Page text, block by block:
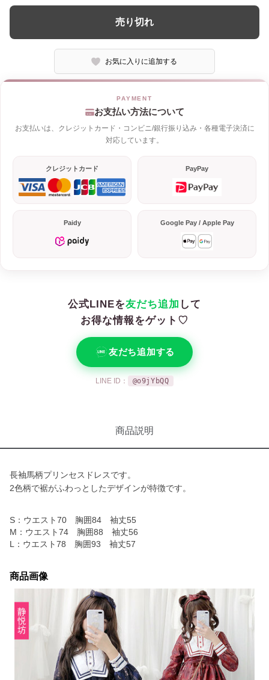
売り切れ
お気に入りに追加する
お支払い方法について
お支払いは、クレジットカード・コンビニ/銀行振り込み・各種電子決済に
対応しています。
クレジットカード PayPay
Paidy Google Pay / Apple Pay
公式LINEを友だち追加 して
お得な情報をゲット♡
友だち追加する
LINE ID： @o9jYbQQ
商品説明
長袖馬柄プリンセスドレスです。
2色柄で裾がふわっとしたデザインが特徴です。
S：ウエスト70 胸囲84 袖丈55
M：ウエスト74 胸囲88 袖丈56
L：ウエスト78 胸囲93 袖丈57
商品画像